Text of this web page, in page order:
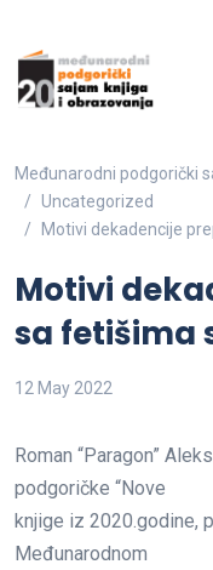
Međunarodni podgorički
Uncategorized
Motivi dekadencije
Motivi
sa fetišima
12 May 2022
Roman “Paragon”
podgoričke “Nove
knjige iz 2020.godine,
Međunarodnom